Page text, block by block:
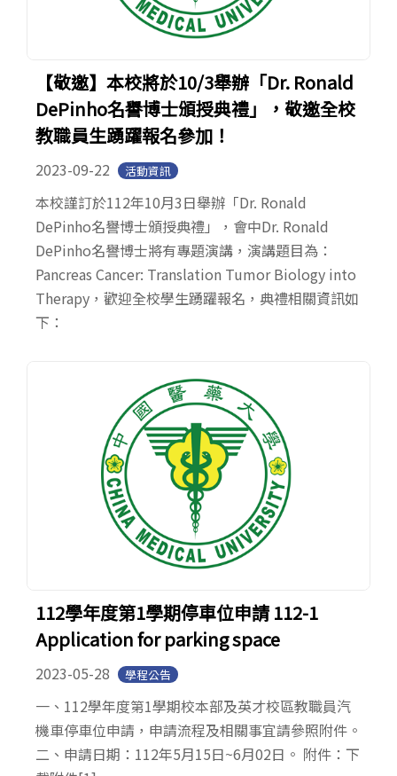
【敬邀】本校將於10/3舉辦「Dr. Ronald
DePinho名譽博士頒授典禮」，敬邀全校
教職員生踴躍報名參加！
2023-09-22 活動資訊
本校謹訂於112年10月3日舉辦「Dr. Ronald
DePinho名譽博士頒授典禮」，會中Dr. Ronald
DePinho名譽博士將有專題演講，演講題目為：
Pancreas Cancer: Translation Tumor Biology into
Therapy，歡迎全校學生踴躍報名，典禮相關資訊如
下：
112學年度第1學期停車位申請 112-1
Application for parking space
2023-05-28 學程公告
一、112學年度第1學期校本部及英才校區教職員汽
機車停車位申請，申請流程及相關事宜請參照附件。
二、申請日期：112年5月15日~6月02日。 附件：下